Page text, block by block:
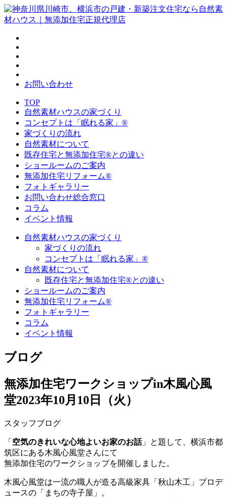
お問い合わせ
TOP
自然素材ハウスの家づくり
コンセプトは「眠れる家」®
家づくりの流れ
自然素材について
既存住宅と無添加住宅®との違い
ショールームのご案内
無添加住宅リフォーム®
フォトギャラリー
お問い合わせ総合窓口
コラム
イベント情報
自然素材ハウスの家づくり
家づくりの流れ
コンセプトは「眠れる家」®
自然素材について
既存住宅と無添加住宅®との違い
ショールームのご案内
無添加住宅リフォーム®
フォトギャラリー
コラム
イベント情報
ブログ
無添加住宅ワークショップin木風心風
堂2023年10月10日（火）
スタッフブログ
「 空気のきれいな心地よいお家のお話」と題して、横浜市都
筑区にある木風心風堂さんにて
無添加住宅のワークショップを開催しました。
木風心風堂は一流の職人が造る高級家具「秋山木工」プロデ
ュースの「まちの寺子屋」。